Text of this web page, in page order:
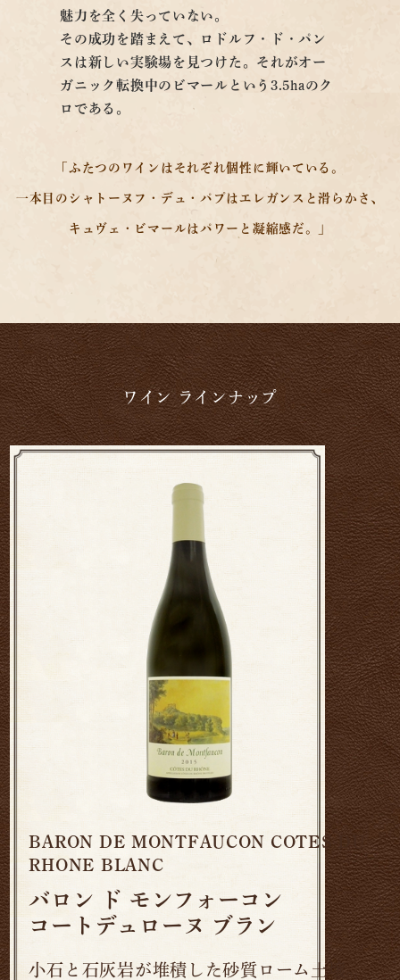
魅力を全く失っていない。
その成功を踏まえて、ロドルフ・ド・パン
スは新しい実験場を見つけた。それがオー
ガニック転換中のビマールという3.5haのク
ロである。
「ふたつのワインはそれぞれ個性に輝いている。
一本目のシャトーヌフ・デュ・パプはエレガンスと滑らかさ、
キュヴェ・ビマールはパワーと凝縮感だ。」
ワイン ラインナップ
BARON DE MONTFAUCON COTES DU
RHONE BLANC
バロン ド モンフォーコン
コートデュローヌ ブラン
小石と石灰岩が堆積した砂質ローム土壌。